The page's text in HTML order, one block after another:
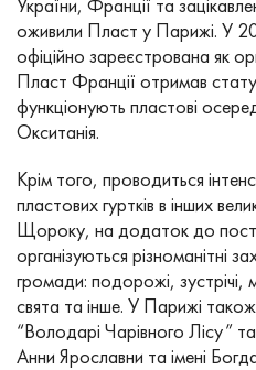
оживили Пласт у Парижі. У
офіційно зареєстрована як
Пласт Франції отримав
функціонують пластові
Окситанія.
Крім того, проводиться
пластових гуртків в інших
Щороку, на додаток до
організуються різноманітні
громади: подорожі, зустрічі,
свята та інше. У Парижі
“Володарі Чарівного Лісу” та
Анни Ярославни та імені